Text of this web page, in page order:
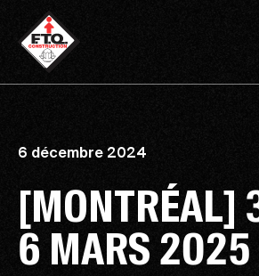
6 décembre 2024
6 MARS 2025